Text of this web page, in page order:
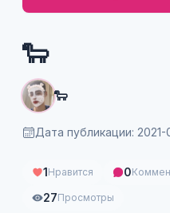
🐑
🐑
Дата публикации: 2021-
1Нравится 0
27Просмотры